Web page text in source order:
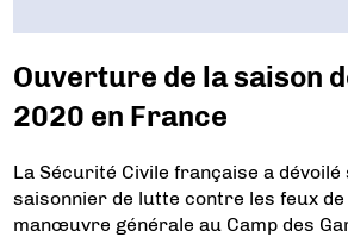
Ouverture de la saison
2020 en France
La Sécurité Civile française a
saisonnier de lutte contre les feux de
manœuvre générale au Camp des